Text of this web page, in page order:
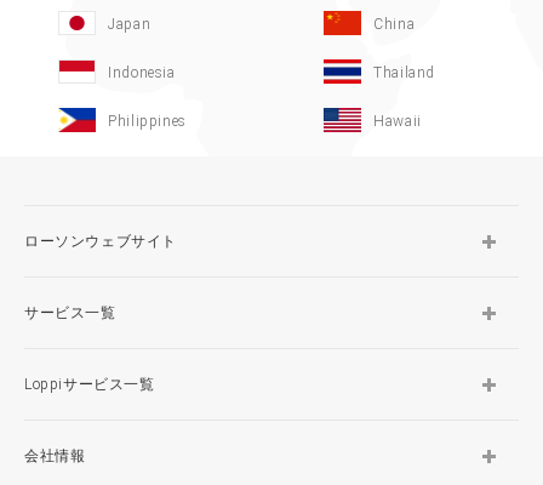
Japan China
Indonesia Thailand
Philippines Hawaii
ローソンウェブサイト
サービス一覧
Loppiサービス一覧
会社情報